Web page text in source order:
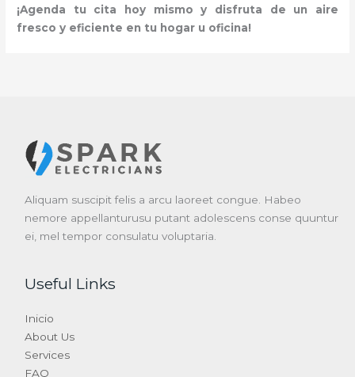
¡Agenda tu cita hoy mismo y disfruta de un aire
fresco y eficiente en tu hogar u oficina!
Aliquam suscipit felis a arcu laoreet congue. Habeo
nemore appellanturusu putant adolescens conse quuntur
ei, mel tempor consulatu voluptaria.
Useful Links
Inicio
About Us
Services
FAQ